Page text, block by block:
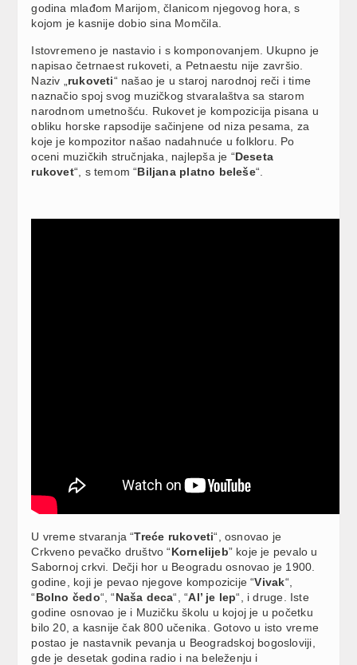
godina mlađom Marijom, članicom njegovog hora, s
kojom je kasnije dobio sina Momčila.
Istovremeno je nastavio i s komponovanjem. Ukupno je
napisao četrnaest rukoveti, a Petnaestu nije završio.
Naziv „ rukoveti“ našao je u staroj narodnoj reči i time
naznačio spoj svog muzičkog stvaralaštva sa starom
narodnom umetnošću. Rukovet je kompozicija pisana u
obliku horske rapsodije sačinjene od niza pesama, za
koje je kompozitor našao nadahnuće u folkloru. Po
oceni muzičkih stručnjaka, najlepša je “Deseta
rukovet“, s temom “Biljana platno beleše“.
U vreme stvaranja “Treće rukoveti“, osnovao je
Crkveno pevačko društvo “Kornelijeb” koje je pevalo u
Sabornoj crkvi. Dečji hor u Beogradu osnovao je 1900.
godine, koji je pevao njegove kompozicije “Vivak“,
“Bolno čedo“, “Naša deca“, “Al’ je lep“, i druge. Iste
godine osnovao je i Muzičku školu u kojoj je u početku
bilo 20, a kasnije čak 800 učenika. Gotovo u isto vreme
postao je nastavnik pevanja u Beogradskoj bogosloviji,
gde je desetak godina radio i na beleženju i